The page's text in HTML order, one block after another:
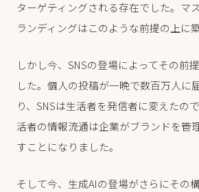
ターゲティングされる存在でした。マ
ランディングはこのような前提の上に
しかし今、SNSの登場によってその前
した。個人の投稿が一晩で数百万人に
り、SNSは生活者を発信者に変えたの
活者の情報流通は企業がブランドを管
すことになりました。
そして今、生成AIの登場がさらにその